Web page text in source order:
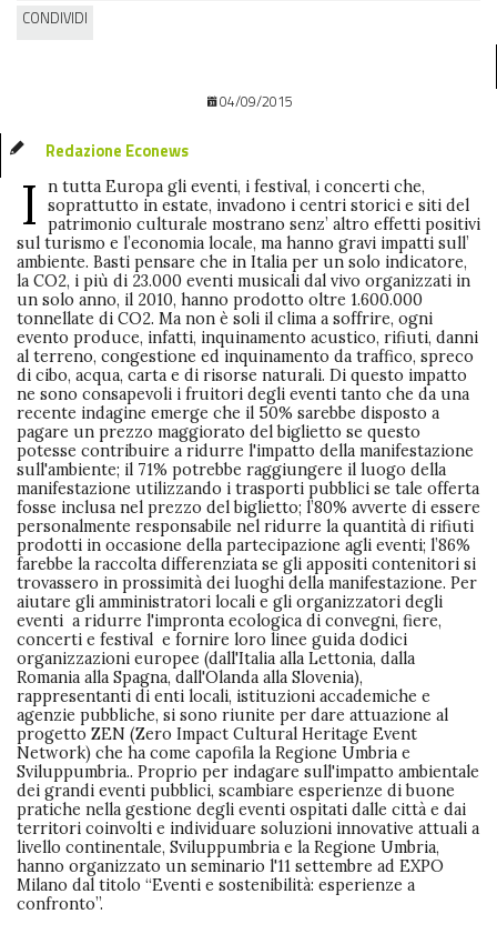
CONDIVIDI
04/09/2015
Redazione Econews
I
n tutta Europa gli eventi, i festival, i concerti che,
soprattutto in estate, invadono i centri storici e siti del
patrimonio culturale mostrano senz’ altro effetti positivi
sul turismo e l’economia locale, ma hanno gravi impatti sull’
ambiente. Basti pensare che in Italia per un solo indicatore,
la CO2, i più di 23.000 eventi musicali dal vivo organizzati in
un solo anno, il 2010, hanno prodotto oltre 1.600.000
tonnellate di CO2. Ma non è soli il clima a soffrire, ogni
evento produce, infatti, inquinamento acustico, rifiuti, danni
al terreno, congestione ed inquinamento da traffico, spreco
di cibo, acqua, carta e di risorse naturali. Di questo impatto
ne sono consapevoli i fruitori degli eventi tanto che da una
recente indagine emerge che il 50% sarebbe disposto a
pagare un prezzo maggiorato del biglietto se questo
potesse contribuire a ridurre l'impatto della manifestazione
sull'ambiente; il 71% potrebbe raggiungere il luogo della
manifestazione utilizzando i trasporti pubblici se tale offerta
fosse inclusa nel prezzo del biglietto; l’80% avverte di essere
personalmente responsabile nel ridurre la quantità di rifiuti
prodotti in occasione della partecipazione agli eventi; l’86%
farebbe la raccolta differenziata se gli appositi contenitori si
trovassero in prossimità dei luoghi della manifestazione. Per
aiutare gli amministratori locali e gli organizzatori degli
eventi a ridurre l'impronta ecologica di convegni, fiere,
concerti e festival e fornire loro linee guida dodici
organizzazioni europee (dall'Italia alla Lettonia, dalla
Romania alla Spagna, dall'Olanda alla Slovenia),
rappresentanti di enti locali, istituzioni accademiche e
agenzie pubbliche, si sono riunite per dare attuazione al
progetto ZEN (Zero Impact Cultural Heritage Event
Network) che ha come capofila la Regione Umbria e
Sviluppumbria.. Proprio per indagare sull'impatto ambientale
dei grandi eventi pubblici, scambiare esperienze di buone
pratiche nella gestione degli eventi ospitati dalle città e dai
territori coinvolti e individuare soluzioni innovative attuali a
livello continentale, Sviluppumbria e la Regione Umbria,
hanno organizzato un seminario l'11 settembre ad EXPO
Milano dal titolo “Eventi e sostenibilità: esperienze a
confronto”.